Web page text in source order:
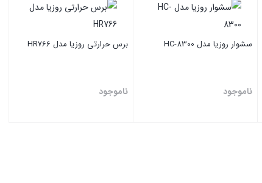
سشوار روزیا مدل HC-8300
ناموجود
برس حرارتی روزیا مدل HR766
ناموجود